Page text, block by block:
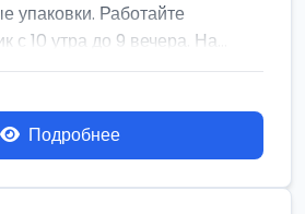
упаковки. Работайте
10 утра до 9 вечера. На...
Подробнее